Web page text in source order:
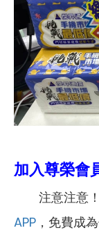
加入尊榮會
注意注意！
APP ，免費成